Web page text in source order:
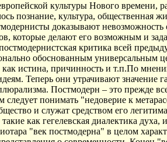
культуры Нового времени,
познание, культура, общественная
доказывают
которые делают его возможным и
критика всей
обоснованным универсальным
истина, причинность и т.п.По
Теперь они утрачивают значение
Постмодерн – это прежде
понимать "недоверие к
и служат средством его
как гегелевская диалектика духа,
"век постмодерна" в целом